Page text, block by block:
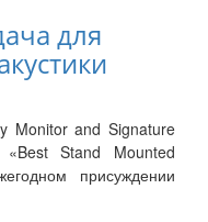
для
Monitor and Signature
Stand Mounted
присуждении